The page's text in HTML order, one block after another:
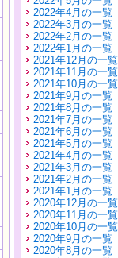
2022年4月の一覧
2022年3月の一覧
2022年2月の一覧
2022年1月の一覧
2021年12月の一覧
2021年11月の一覧
2021年10月の一覧
2021年9月の一覧
2021年8月の一覧
2021年7月の一覧
2021年6月の一覧
2021年5月の一覧
2021年4月の一覧
2021年3月の一覧
2021年2月の一覧
2021年1月の一覧
2020年12月の一覧
2020年11月の一覧
2020年10月の一覧
2020年9月の一覧
2020年8月の一覧